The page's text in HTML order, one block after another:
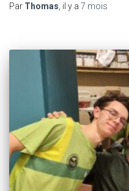
Par Thomas, il y a 7 mois